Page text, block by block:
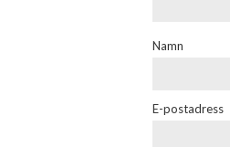
Namn
E-postadress